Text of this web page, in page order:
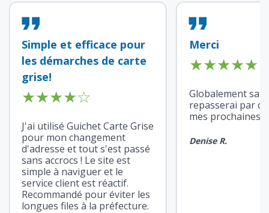
Simple et efficace pour
les démarches de carte
grise!
★★★★☆
J'ai utilisé Guichet Carte Grise
pour mon changement
d'adresse et tout s'est passé
sans accrocs ! Le site est
simple à naviguer et le
service client est réactif.
Recommandé pour éviter les
longues files à la préfecture.
Merci
★★★★★
Globalement
repasserai par
mes prochaines
Denise R.